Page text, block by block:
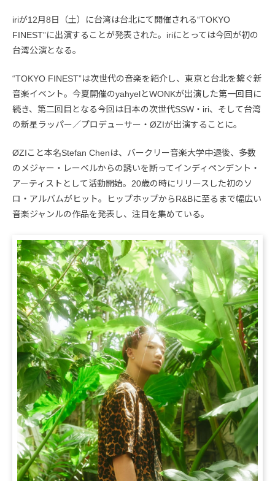
iriが12月8日（土）に台湾は台北にて開催される“TOKYO
FINEST”に出演することが発表された。iriにとっては今回が初の
台湾公演となる。
“TOKYO FINEST”は次世代の音楽を紹介し、東京と台北を繋ぐ新
音楽イベント。今夏開催のyahyelとWONKが出演した第一回目に
続き、第二回目となる今回は日本の次世代SSW・iri、そして台湾
の新星ラッパー／プロデューサー・ØZIが出演することに。
ØZIこと本名Stefan Chenは、バークリー音楽大学中退後、多数
のメジャー・レーベルからの誘いを断ってインディペンデント・
アーティストとして活動開始。20歳の時にリリースした初のソ
ロ・アルバムがヒット。ヒップホップからR&Bに至るまで幅広い
音楽ジャンルの作品を発表し、注目を集めている。